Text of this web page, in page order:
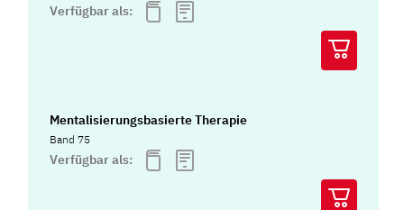
Verfügbar als:
Mentalisierungsbasierte Therapie
Band 75
Verfügbar als: